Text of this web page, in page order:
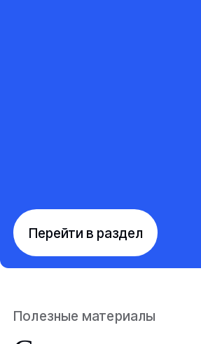
Перейти в раздел
Полезные материалы